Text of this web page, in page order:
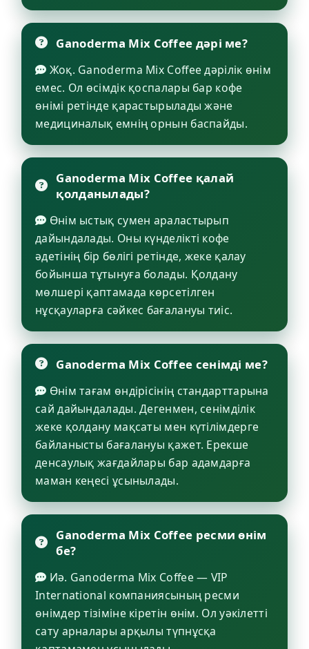
Ganoderma Mix Coffee дәрі ме?
Жоқ. Ganoderma Mix Coffee дәрілік өнім
емес. Ол өсімдік қоспалары бар кофе
өнімі ретінде қарастырылады және
медициналық емнің орнын баспайды.
Ganoderma Mix Coffee қалай
қолданылады?
Өнім ыстық сумен араластырып
дайындалады. Оны күнделікті кофе
әдетінің бір бөлігі ретінде, жеке қалау
бойынша тұтынуға болады. Қолдану
мөлшері қаптамада көрсетілген
нұсқауларға сәйкес бағалануы тиіс.
Ganoderma Mix Coffee сенімді ме?
Өнім тағам өндірісінің стандарттарына
сай дайындалады. Дегенмен, сенімділік
жеке қолдану мақсаты мен күтілімдерге
байланысты бағалануы қажет. Ерекше
денсаулық жағдайлары бар адамдарға
маман кеңесі ұсынылады.
Ganoderma Mix Coffee ресми өнім
бе?
Иә. Ganoderma Mix Coffee — VIP
International компаниясының ресми
өнімдер тізіміне кіретін өнім. Ол уәкілетті
сату арналары арқылы түпнұсқа